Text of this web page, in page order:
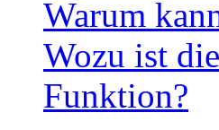
Warum
Wozu ist
Funktion?